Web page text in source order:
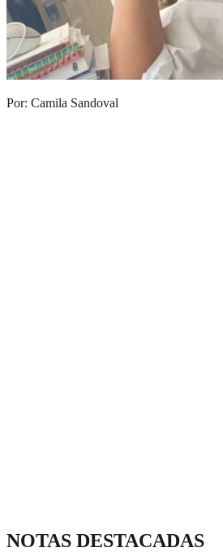
Por: Camila Sandoval
NOTAS DESTACADAS